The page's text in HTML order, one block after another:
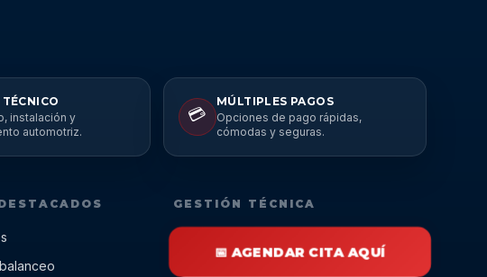
instalación y
automotriz.
💳
MÚLTIPLES PAGOS
Opciones de pago rápidas,
cómodas y seguras.
GESTIÓN TÉCNICA
📅 AGENDAR CITA AQUÍ